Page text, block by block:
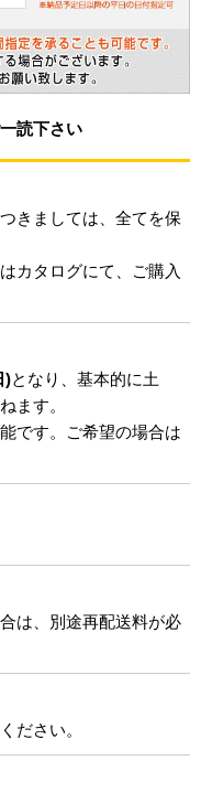
読下さい
きましては、全てを保
カタログにて、ご購入
)となり、基本的に土
ます。
です。ご希望の場合は
は、別途再配送料が必
ださい。